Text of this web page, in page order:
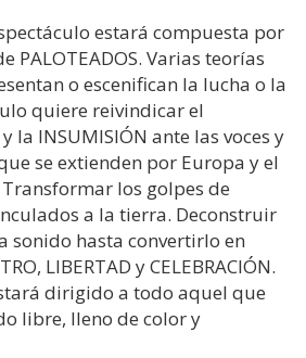
estará compuesta por
PALOTEADOS. Varias teorías
o escenifican la lucha o la
quiere reivindicar el
la INSUMISIÓN ante las voces y
se extienden por Europa y el
los golpes de
a la tierra. Deconstruir
sonido hasta convertirlo en
LIBERTAD y CELEBRACIÓN.
dirigido a todo aquel que
libre, lleno de color y